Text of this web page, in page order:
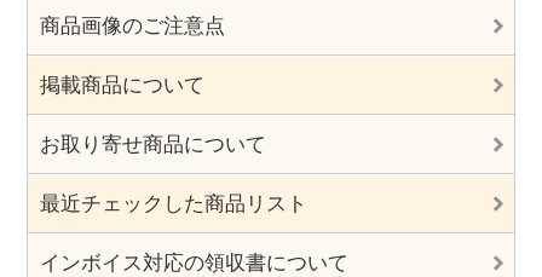
商品画像のご注意点
掲載商品について
お取り寄せ商品について
最近チェックした商品リスト
インボイス対応の領収書について